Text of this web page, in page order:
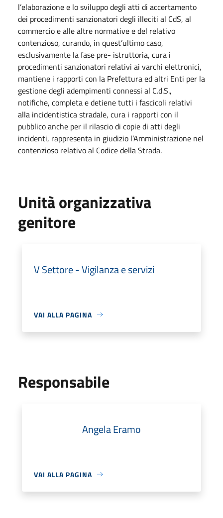
l’elaborazione e lo sviluppo degli atti di accertamento
dei procedimenti sanzionatori degli illeciti al CdS, al
commercio e alle altre normative e del relativo
contenzioso, curando, in quest’ultimo caso,
esclusivamente la fase pre- istruttoria, cura i
procedimenti sanzionatori relativi ai varchi elettronici,
mantiene i rapporti con la Prefettura ed altri Enti per la
gestione degli adempimenti connessi al C.d.S.,
notifiche, completa e detiene tutti i fascicoli relativi
alla incidentistica stradale, cura i rapporti con il
pubblico anche per il rilascio di copie di atti degli
incidenti, rappresenta in giudizio l’Amministrazione nel
contenzioso relativo al Codice della Strada.
Unità organizzativa
genitore
V Settore - Vigilanza e servizi
VAI ALLA PAGINA
Responsabile
Angela Eramo
VAI ALLA PAGINA